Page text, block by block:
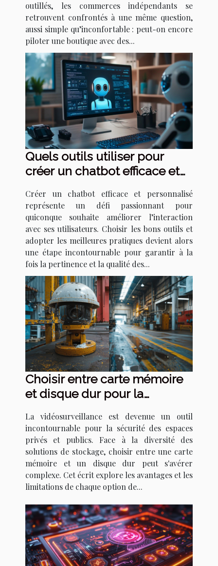
outillés, les commerces indépendants se
retrouvent confrontés à une même question,
aussi simple qu’inconfortable : peut-on encore
piloter une boutique avec des...
Quels outils utiliser pour
créer un chatbot efficace et
Créer un chatbot efficace et personnalisé
représente un défi passionnant pour
quiconque souhaite améliorer l’interaction
avec ses utilisateurs. Choisir les bons outils et
adopter les meilleures pratiques devient alors
une étape incontournable pour garantir à la
fois la pertinence et la qualité des...
Choisir entre carte mémoire
et disque dur pour la
La vidéosurveillance est devenue un outil
incontournable pour la sécurité des espaces
privés et publics. Face à la diversité des
solutions de stockage, choisir entre une carte
mémoire et un disque dur peut s'avérer
complexe. Cet écrit explore les avantages et les
limitations de chaque option de...